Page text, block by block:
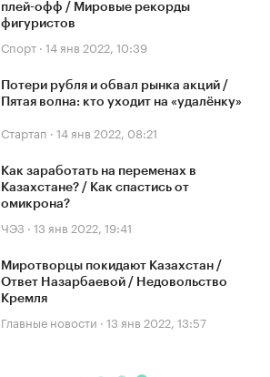
плей-офф / Мировые рекорды
фигуристов
Спорт · 14 янв 2022, 10:39
Потери рубля и обвал рынка акций /
Пятая волна: кто уходит на «удалёнку»
Стартап · 14 янв 2022, 08:21
Как заработать на переменах в
Казахстане? / Как спастись от
омикрона?
ЧЭЗ · 13 янв 2022, 19:41
Миротворцы покидают Казахстан /
Ответ Назарбаевой / Недовольство
Кремля
Главные новости · 13 янв 2022, 13:57